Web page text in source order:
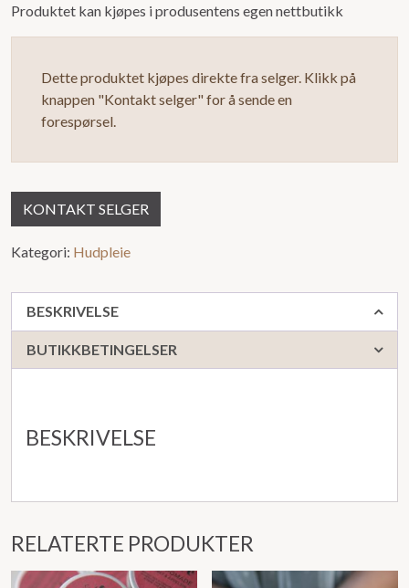
Produktet kan kjøpes i produsentens egen nettbutikk
Dette produktet kjøpes direkte fra selger. Klikk på
knappen "Kontakt selger" for å sende en
forespørsel.
KONTAKT SELGER
Kategori: Hudpleie
BESKRIVELSE
BUTIKKBETINGELSER
BESKRIVELSE
RELATERTE PRODUKTER